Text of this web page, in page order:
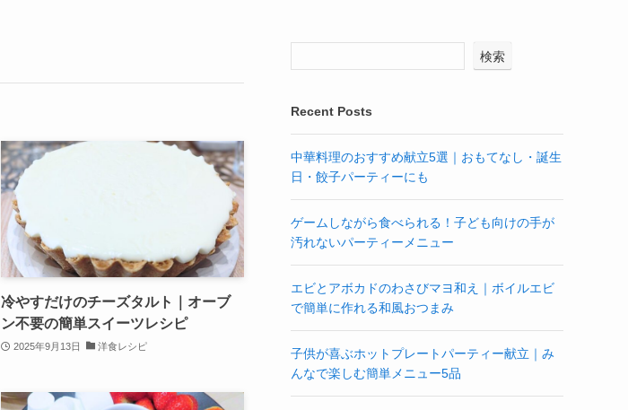
冷やすだけのチーズタルト｜オーブ
ン不要の簡単スイーツレシピ
2025年9月13日 洋食レシピ
検索
Recent Posts
中華料理のおすすめ献立5選｜おもてなし・誕生
日・餃子パーティーにも
ゲームしながら食べられる！子ども向けの手が
汚れないパーティーメニュー
エビとアボカドのわさびマヨ和え｜ボイルエビ
で簡単に作れる和風おつまみ
子供が喜ぶホットプレートパーティー献立｜み
んなで楽しむ簡単メニュー5品